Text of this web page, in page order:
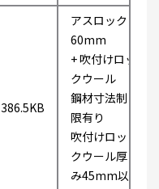
386.5KB
アスロック
60mm
+ 吹付けロッ
クウール
鋼材寸法制
限有り
吹付けロッ
クウール厚
み45mm以